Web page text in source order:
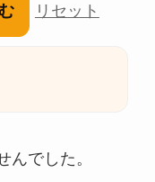
リセット
んでした。